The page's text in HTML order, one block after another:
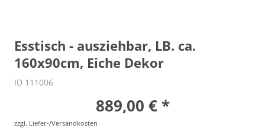
Esstisch - ausziehbar, LB. ca.
160x90cm, Eiche Dekor
ID 111006
889,00 € *
zzgl. Liefer-/Versandkosten